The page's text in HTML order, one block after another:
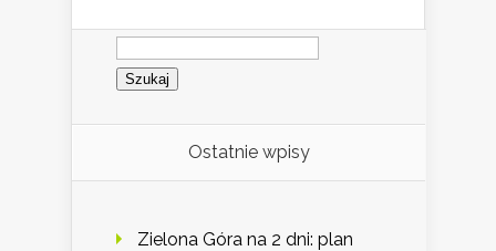
Szukaj:
Ostatnie wpisy
Zielona Góra na 2 dni: plan